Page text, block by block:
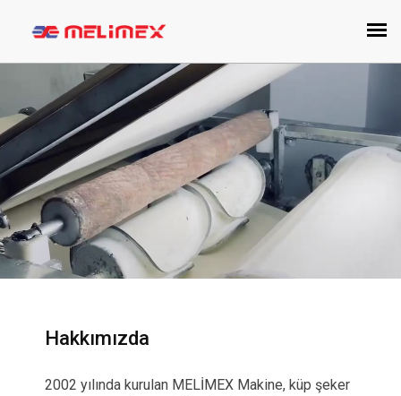
Hakkımızda
2002 yılında kurulan MELİMEX Makine, küp şeker